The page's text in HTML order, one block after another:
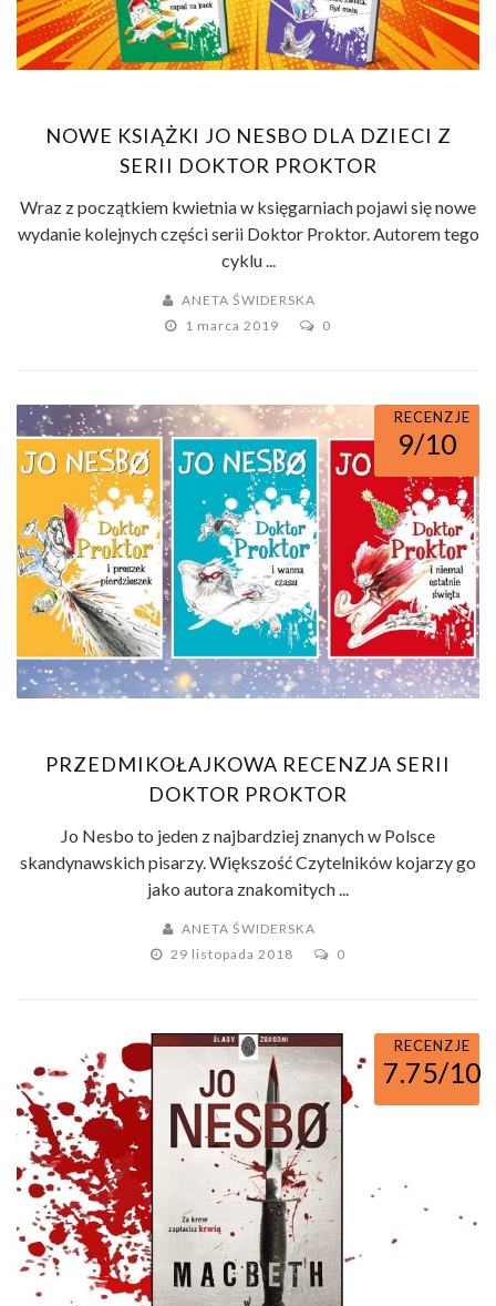
NOWE KSIĄŻKI JO NESBO DLA DZIECI Z
SERII DOKTOR PROKTOR
Wraz z początkiem kwietnia w księgarniach pojawi się nowe
wydanie kolejnych części serii Doktor Proktor. Autorem tego
cyklu ...
ANETA ŚWIDERSKA
1 marca 2019
0
RECENZJE
9/10
PRZEDMIKOŁAJKOWA RECENZJA SERII
DOKTOR PROKTOR
Jo Nesbo to jeden z najbardziej znanych w Polsce
skandynawskich pisarzy. Większość Czytelników kojarzy go
jako autora znakomitych ...
ANETA ŚWIDERSKA
29 listopada 2018
0
RECENZJE
7.75/10